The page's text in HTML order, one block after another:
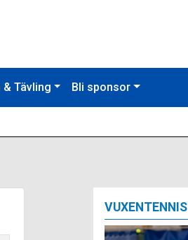
& Tävling Bli sponsor
VUXENTENNIS